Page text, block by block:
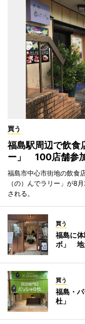
買う
福島駅周辺で飲食
ー」 100店舗参
福島市中心市街地の飲食
（の）んでラリー」が8
される。
買う
福島に
ボ」 地
買う
福島・
杜」